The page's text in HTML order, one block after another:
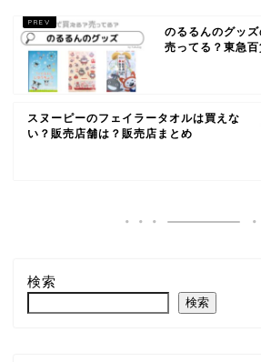
のるるんのグッ
売ってる？東急
スヌーピーのフェイラータオルは買えな
い？販売店舗は？販売店まとめ
検索
検索